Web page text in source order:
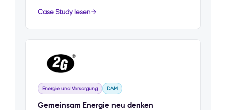
Case Study lesen
Energie und Versorgung DAM
Gemeinsam Energie neu denken